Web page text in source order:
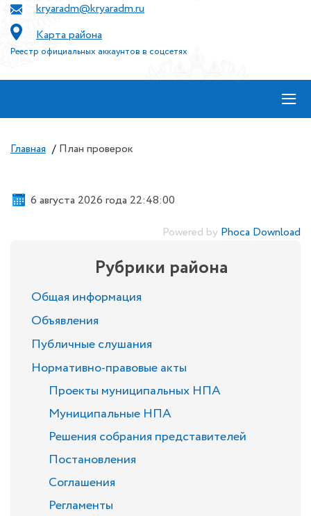
kryaradm@kryaradm.ru
Карта района
Реестр официальных аккаунтов в соцсетях
≡
Главная / План проверок
6 августа 2026 года 22:48:00
Powered by Phoca Download
Рубрики района
Общая информация
Объявления
Публичные слушания
Нормативно-правовые акты
Проекты муниципальных НПА
Муниципальные НПА
Решения собрания представителей
Постановления
Соглашения
Регламенты